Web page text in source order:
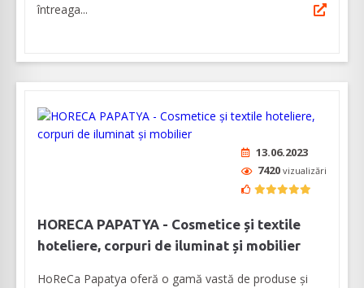
întreaga...
13.06.2023
7420 vizualizări
HORECA PAPATYA - Cosmetice și textile
hoteliere, corpuri de iluminat și mobilier
HoReCa Papatya oferă o gamă vastă de produse și